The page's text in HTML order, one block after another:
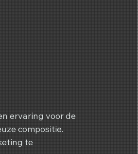
ervaring voor de
compositie.
te